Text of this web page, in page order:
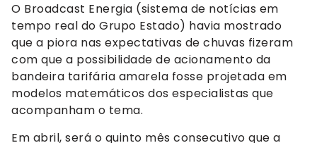
O Broadcast Energia (sistema de notícias em
tempo real do Grupo Estado) havia mostrado
que a piora nas expectativas de chuvas fizeram
com que a possibilidade de acionamento da
bandeira tarifária amarela fosse projetada em
modelos matemáticos dos especialistas que
acompanham o tema.
Em abril, será o quinto mês consecutivo que a